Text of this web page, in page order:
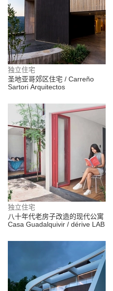
独立住宅
圣地亚哥郊区住宅 / Carreño
Sartori Arquitectos
独立住宅
八十年代老房子改造的现代公寓
Casa Guadalquivir / dérive LAB